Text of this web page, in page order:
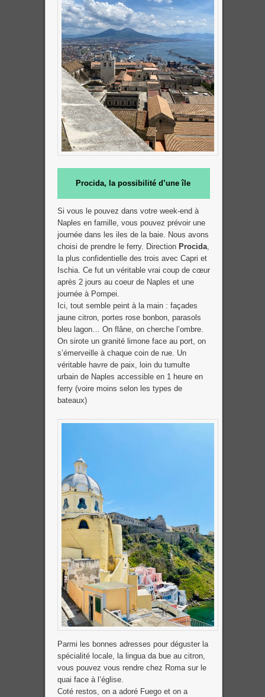
Procida, la possibilité d’une île
Si vous le pouvez dans votre week-end à
Naples en famille, vous pouvez prévoir une
journée dans les iles de la baie. Nous avons
choisi de prendre le ferry. Direction Procida,
la plus confidentielle des trois avec Capri et
Ischia. Ce fut un véritable vrai coup de cœur
après 2 jours au coeur de Naples et une
journée à Pompei.
Ici, tout semble peint à la main : façades
jaune citron, portes rose bonbon, parasols
bleu lagon… On flâne, on cherche l’ombre.
On sirote un granité limone face au port, on
s’émerveille à chaque coin de rue. Un
véritable havre de paix, loin du tumulte
urbain de Naples accessible en 1 heure en
ferry (voire moins selon les types de
bateaux)
Parmi les bonnes adresses pour déguster la
spécialité locale, la lingua da bue au citron,
vous pouvez vous rendre chez Roma sur le
quai face à l’église.
Coté restos, on a adoré Fuego et on a